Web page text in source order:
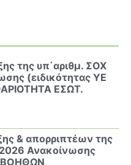
της υπ΄αριθμ. ΣΟΧ
(ειδικότητας ΥΕ
ΕΣΩΤ.
& απορριπτέων της
Ανακοίνωσης
ΒΟΗΘΩΝ